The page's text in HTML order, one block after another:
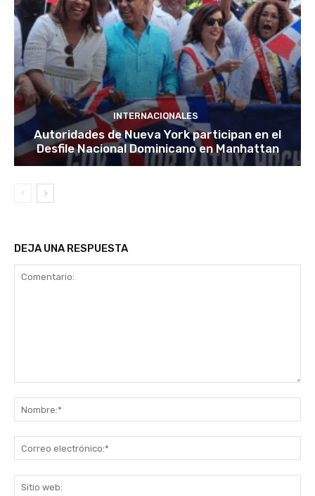
INTERNACIONALES
Autoridades de Nueva York participan en el
Desfile Nacional Dominicano en Manhattan
DEJA UNA RESPUESTA